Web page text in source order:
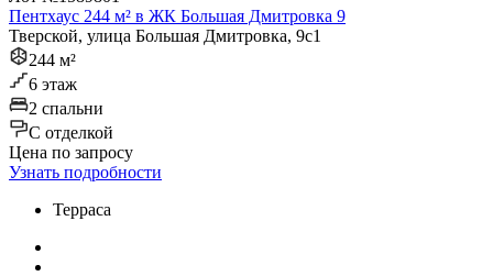
Пентхаус 244 м² в ЖК Большая Дмитровка 9
Тверской, улица Большая Дмитровка, 9с1
244 м²
6 этаж
2 спальни
C отделкой
Цена по запросу
Узнать подробности
Терраса